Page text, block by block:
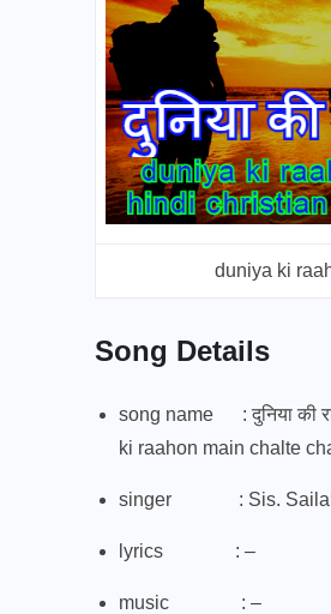
duniya ki
Song Details
song name : दुनिया की
ki raahon main chalte
singer : Sis.
lyrics : –
music : –